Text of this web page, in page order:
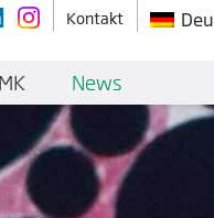
Kontakt
News